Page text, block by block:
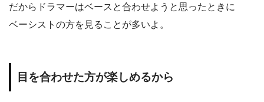
だからドラマーはベースと合わせようと思ったときに
ベーシストの方を見ることが多いよ。
目を合わせた方が楽しめるから